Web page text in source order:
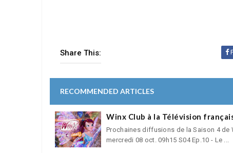
Share This:
RECOMMENDED ARTICLES
Winx Club à la Télévision
Prochaines diffusions de la Saison 4 de
mercredi 08 oct. 09h15 S04 Ep.10 - Le ...